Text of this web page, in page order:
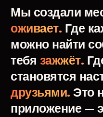
Мы создали
оживает. Где
можно найти
тебя зажжёт.
становятся
друзьями. Это
приложение —